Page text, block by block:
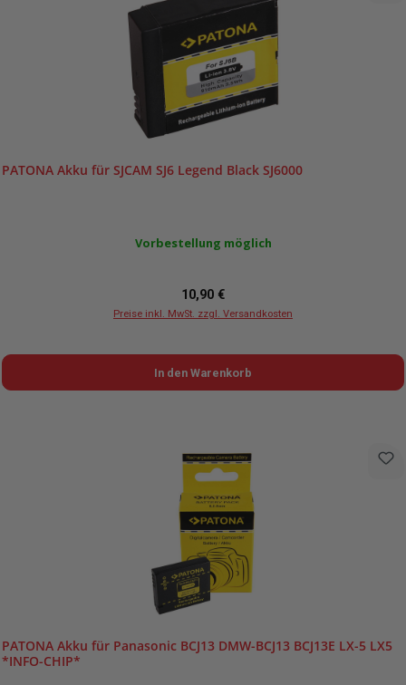
PATONA Akku für SJCAM SJ6 Legend Black SJ6000
Vorbestellung möglich
Regulärer Preis:
10,90 €
Preise inkl. MwSt. zzgl. Versandkosten
In den Warenkorb
PATONA Akku für Panasonic BCJ13 DMW-BCJ13 BCJ13E LX-5 LX5
*INFO-CHIP*